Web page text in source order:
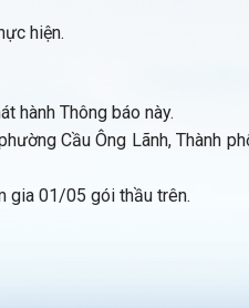
hiện.
hành Thông báo này.
Cầu Ông Lãnh, Thành
01/05 gói thầu trên.